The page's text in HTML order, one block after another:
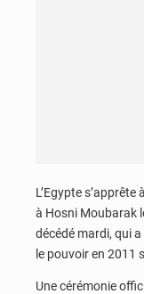
L’Egypte
à Hosni Moubarak
décédé mardi, qui
le pouvoir en 2011
Une cérémonie